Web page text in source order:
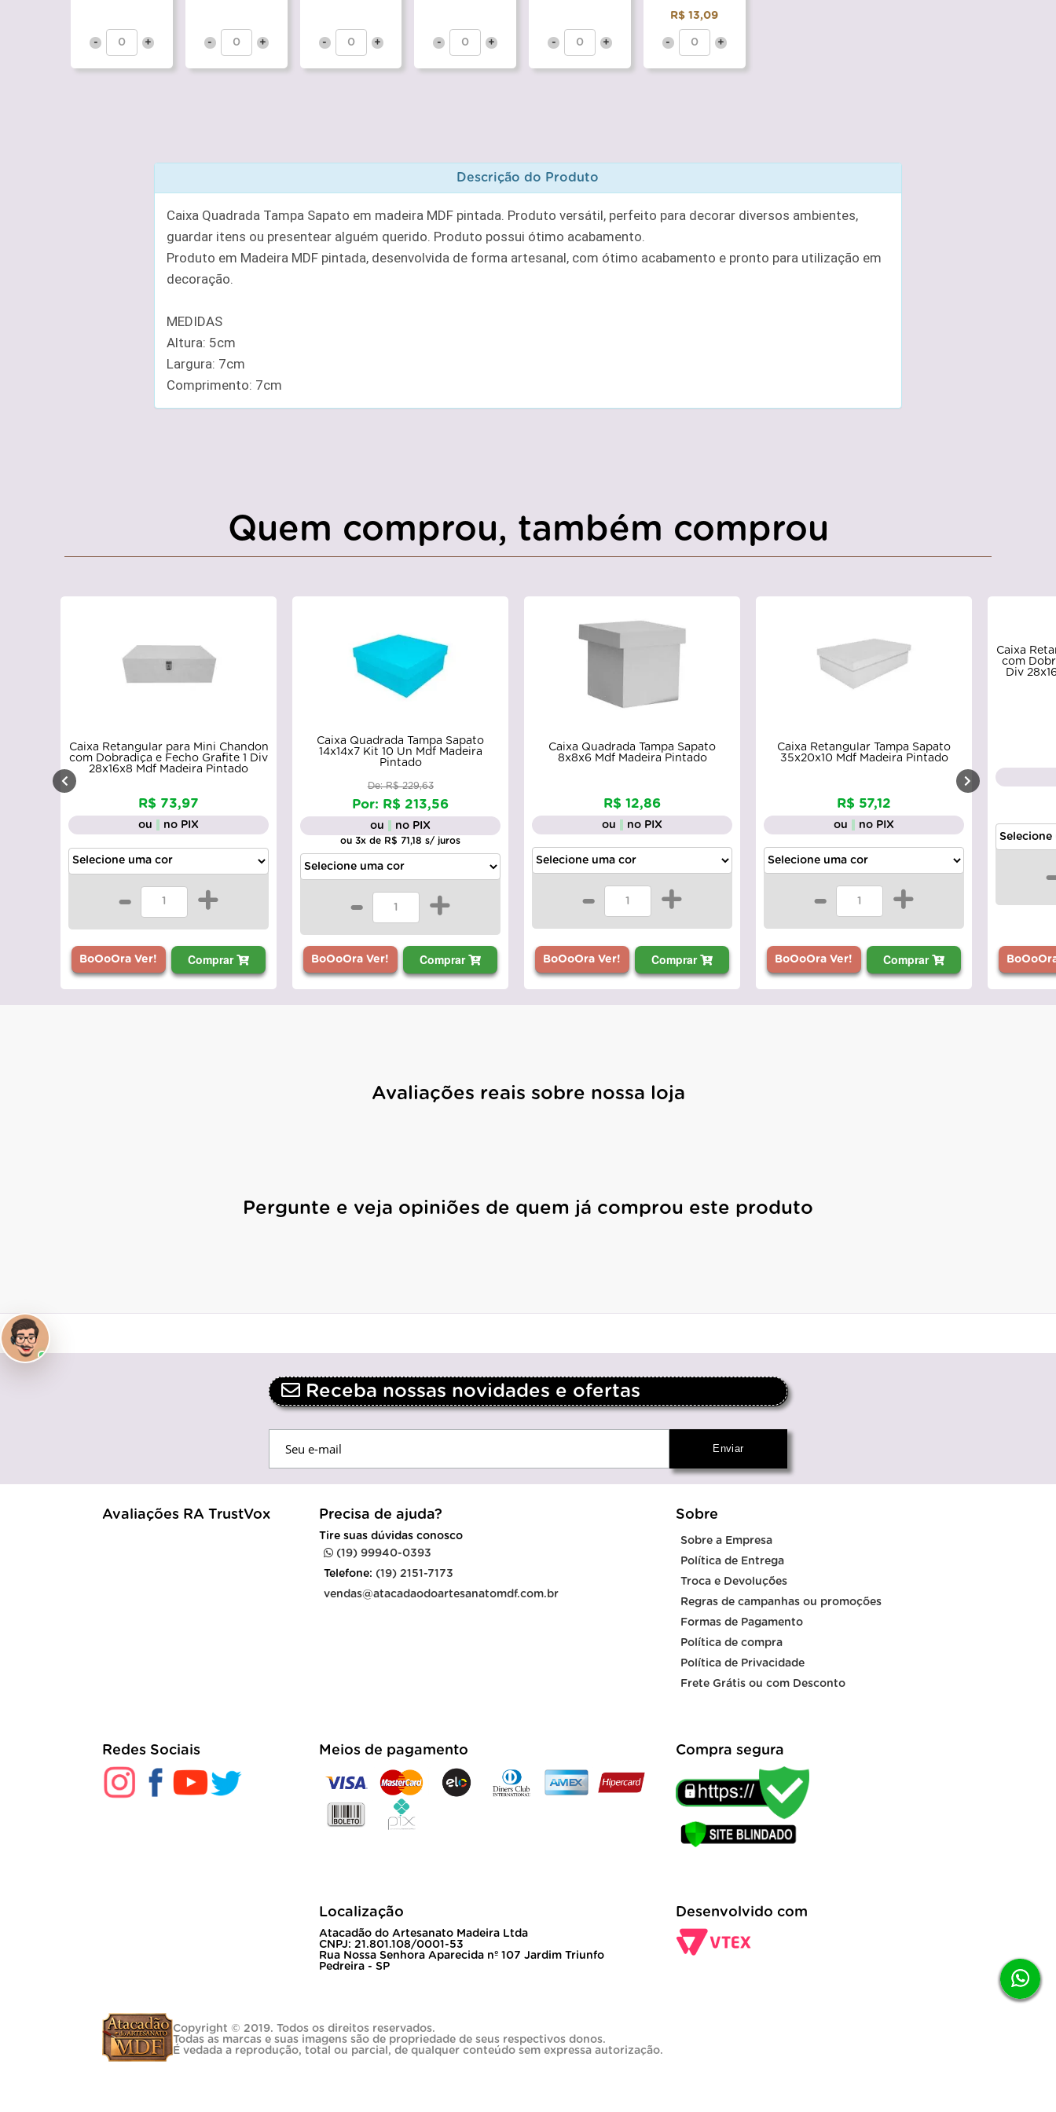
- + - + - + - + - +
R$ 13,09
- +
Descrição do Produto
Caixa Quadrada Tampa Sapato em madeira MDF pintada. Produto versátil, perfeito para decorar diversos ambientes,
guardar itens ou presentear alguém querido. Produto possui ótimo acabamento.
Produto em Madeira MDF pintada, desenvolvida de forma artesanal, com ótimo acabamento e pronto para utilização em
decoração.
MEDIDAS
Altura: 5cm
Largura: 7cm
Comprimento: 7cm
Quem comprou, também comprou
Caixa Retangular para Mini Chandon
com Dobradiça e Fecho Grafite 1 Div
28x16x8 Mdf Madeira Pintado
R$ 73,97
ou no PIX
- +
BoOoOra Ver! Comprar
Caixa Quadrada Tampa Sapato
14x14x7 Kit 10 Un Mdf Madeira
Pintado
De: R$ 229,63
Por: R$ 213,56
ou no PIX
ou 3x de R$ 71,18 s/ juros
- +
BoOoOra Ver! Comprar
Caixa Quadrada Tampa Sapato
8x8x6 Mdf Madeira Pintado
R$ 12,86
ou no PIX
- +
BoOoOra Ver! Comprar
Caixa Retangular Tampa Sapato
35x20x10 Mdf Madeira Pintado
R$ 57,12
ou no PIX
- +
BoOoOra Ver! Comprar
Caixa
com
Div
Avaliações reais sobre nossa loja
Pergunte e veja opiniões de quem já comprou este produto
Receba nossas novidades e ofertas
Avaliações RA TrustVox Precisa de ajuda?
Tire suas dúvidas conosco
(19) 99940-0393
Telefone: (19) 2151-7173
vendas@atacadaodoartesanatomdf.com.br
Sobre
Sobre a Empresa
Política de Entrega
Troca e Devoluções
Regras de campanhas ou promoções
Formas de Pagamento
Política de compra
Política de Privacidade
Frete Grátis ou com Desconto
Redes Sociais Meios de pagamento Compra segura
Localização
Atacadão do Artesanato Madeira Ltda
CNPJ: 21.801.108/0001-53
Rua Nossa Senhora Aparecida nº 107 Jardim Triunfo
Pedreira - SP
Desenvolvido com
Copyright © 2019. Todos os direitos reservados.
Todas as marcas e suas imagens são de propriedade de seus respectivos donos.
É vedada a reprodução, total ou parcial, de qualquer conteúdo sem expressa autorização.